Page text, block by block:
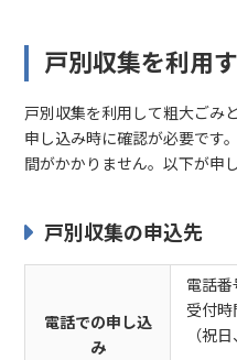
戸別収集を利用
戸別収集を利用して粗大ごみ
申し込み時に確認が必要です
間がかかりません。以下が申
戸別収集の申込先
電話での申し込
み
電話
受付
（祝